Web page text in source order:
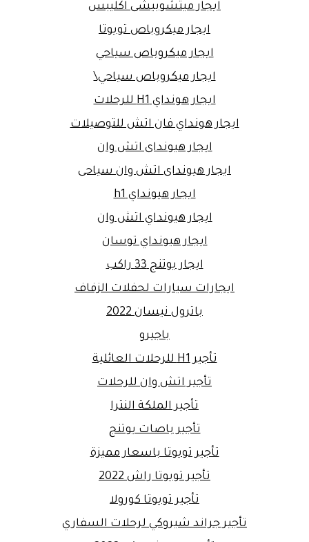
ايجار ميتشوبيشى اكليبس
ايجار ميكروباص تويوتا
ايجار ميكروباص سياحي
ايجار ميكروباص سياحي\
ايجار هونداي H1 للرحلات
ايجار هونداي فان اتش للتوصيلات
ايجار هيونداى اتش وان
ايجار هيونداى اتش وان سياحى
ايجار هيونداي h1
ايجار هيونداي اتش وان
ايجار هيونداي توسان
ايجار يوتنج 33 راكب
ايجارات سيارات لحفلات الزفاف
باترول نيسان 2022
باجيرو
تأجير H1 للرحلات العائلية
تأجير اتش وان للرحلات
تأجير الملكة النترا
تأجير باصات يوتنج
تأجير تويوتا باسعار مميزة
تأجير تويوتا راش 2022
تأجير تويوتا كورولا
تأجير جراند شيروكي لرحلات السفاري